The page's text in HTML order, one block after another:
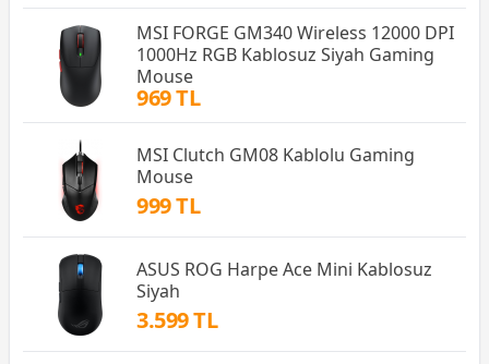
MSI FORGE GM340 Wireless 12000 DPI
1000Hz RGB Kablosuz Siyah Gaming
Mouse
969 TL
MSI Clutch GM08 Kablolu Gaming
Mouse
999 TL
ASUS ROG Harpe Ace Mini Kablosuz
Siyah
3.599 TL